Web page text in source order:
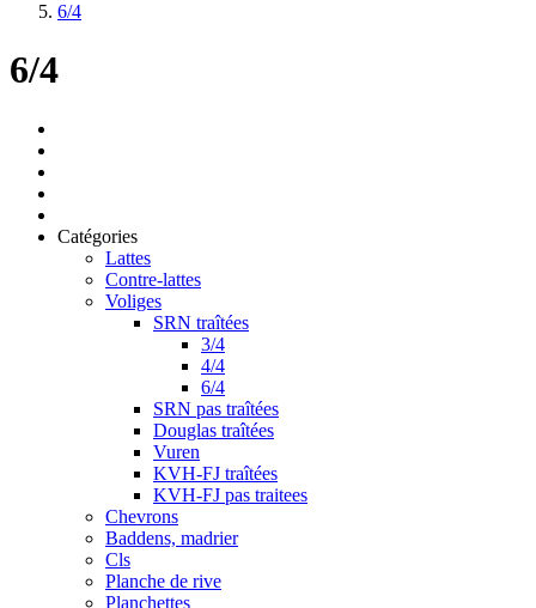
6/4
6/4
Catégories
Lattes
Contre-lattes
Voliges
SRN traîtées
3/4
4/4
6/4
SRN pas traîtées
Douglas traîtées
Vuren
KVH-FJ traîtées
KVH-FJ pas traitees
Chevrons
Baddens, madrier
Cls
Planche de rive
Planchettes